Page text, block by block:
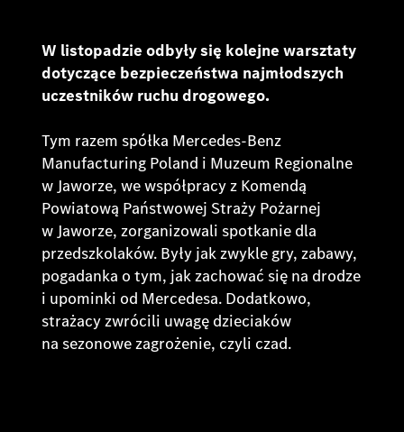
W listopadzie odbyły się kolejne warsztaty
dotyczące bezpieczeństwa najmłodszych
uczestników ruchu drogowego.
Tym razem spółka Mercedes-Benz
Manufacturing Poland i Muzeum Regionalne
w Jaworze, we współpracy z Komendą
Powiatową Państwowej Straży Pożarnej
w Jaworze, zorganizowali spotkanie dla
przedszkolaków. Były jak zwykle gry, zabawy,
pogadanka o tym, jak zachować się na drodze
i upominki od Mercedesa. Dodatkowo,
strażacy zwrócili uwagę dzieciaków
na sezonowe zagrożenie, czyli czad.